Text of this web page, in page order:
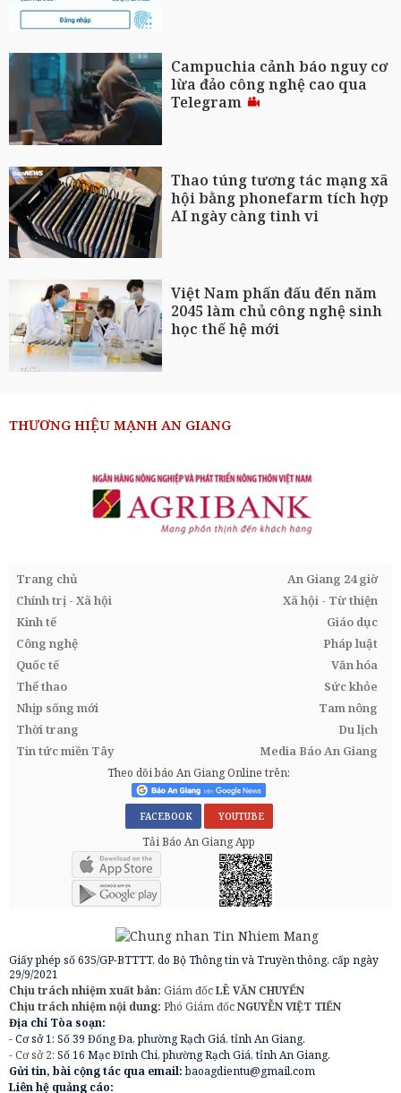
Campuchia cảnh báo nguy cơ
lừa đảo công nghệ cao qua
Telegram
Thao túng tương tác mạng xã
hội bằng phonefarm tích hợp
AI ngày càng tinh vi
Việt Nam phấn đấu đến năm
2045 làm chủ công nghệ sinh
học thế hệ mới
THƯƠNG HIỆU MẠNH AN GIANG
Trang chủ
An Giang 24 giờ
Chính trị - Xã hội
Xã hội - Từ thiện
Kinh tế
Giáo dục
Công nghệ
Pháp luật
Quốc tế
Văn hóa
Thể thao
Sức khỏe
Nhịp sống mới
Tam nông
Thời trang
Du lịch
Tin tức miền Tây
Media Báo An Giang
Theo dõi báo An Giang Online trên:
FACEBOOK YOUTUBE
Tải Báo An Giang App
Giấy phép số 635/GP-BTTTT, do Bộ Thông tin và Truyền thông, cấp ngày
29/9/2021
Chịu trách nhiệm xuất bản: Giám đốcLÊ VĂN CHUYỂN
Chịu trách nhiệm nội dung: Phó Giám đốcNGUYỄN VIỆT TIẾN
Địa chỉ Tòa soạn:
- Cơ sở 1: Số 39 Đống Đa, phường Rạch Giá, tỉnh An Giang.
- Cơ sở 2: Số 16 Mạc Đĩnh Chi, phường Rạch Giá, tỉnh An Giang.
Gửi tin, bài cộng tác qua email:baoagdientu@gmail.com
Liên hệ quảng cáo: